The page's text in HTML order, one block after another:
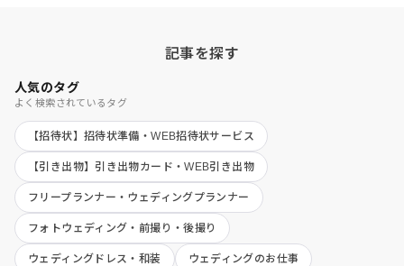
記事を探す
人気のタグ
よく検索されているタグ
【招待状】招待状準備・WEB招待状サービス
【引き出物】引き出物カード・WEB引き出物
フリープランナー・ウェディングプランナー
フォトウェディング・前撮り・後撮り
ウェディングドレス・和装 ウェディングのお仕事